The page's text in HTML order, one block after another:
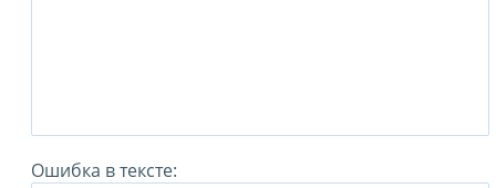
Ошибка в тексте: